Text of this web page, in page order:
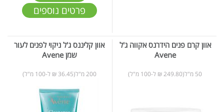
פרטים נוספים
אוון קרם פנים הידרנס אקווה ג'ל
Avene
50 מ"ל(249.80 ₪ ל-100 מ"ל)
אוון קליננס ג'ל ניקוי לפנים לעור
שמן Avene
200 מ"ל(36.45 ₪ ל-100 מ"ל)